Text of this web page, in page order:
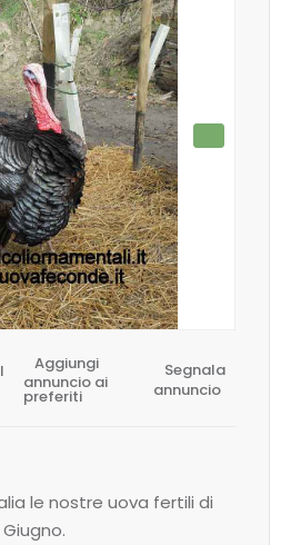
Aggiungi
annuncio ai
preferiti
Segnala
annuncio
le nostre uova fertili di